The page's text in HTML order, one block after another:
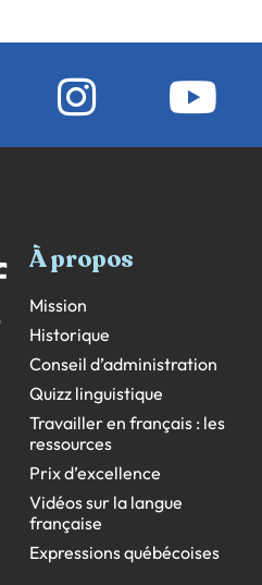
À propos
Mission
Historique
Conseil d’administration
Quizz linguistique
Travailler en français : les
ressources
Prix d’excellence
Vidéos sur la langue
française
Expressions québécoises